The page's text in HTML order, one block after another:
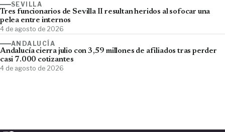
SEVILLA
Tres funcionarios de Sevilla II resultan heridos al sofocar una
pelea entre internos
4 de agosto de 2026
ANDALUCÍA
Andalucía cierra julio con 3,59 millones de afiliados tras perder
casi 7.000 cotizantes
4 de agosto de 2026